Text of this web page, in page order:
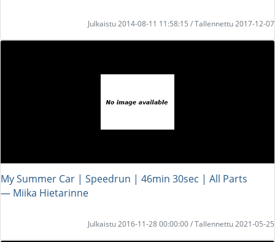
Julkaistu 2014-08-11 11:58:15 / Tallennettu 2017-12-07
My Summer Car | Speedrun | 46min 30sec | All Parts
― Miika Hietarinne
Julkaistu 2016-11-28 00:00:00 / Tallennettu 2021-05-25